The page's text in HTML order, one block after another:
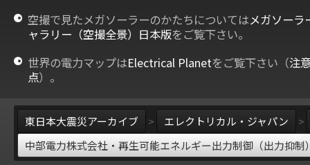
空撮で見たメガソーラーのかたちについてはメガソーラ
ャラリー（空撮全景）日本版をご覧下さい。
世界の電力マップはElectrical Planetをご覧下さい（注
点）。
東日本大震災アーカイブ > エレクトリカル・ジャパン
>
中部電力株式会社・再生可能エネルギー出力制御（出力抑